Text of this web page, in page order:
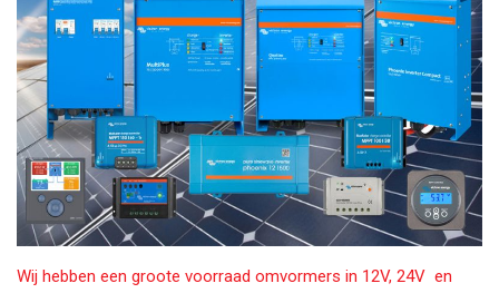
Wij hebben een groote voorraad omvormers in 12V, 24V en